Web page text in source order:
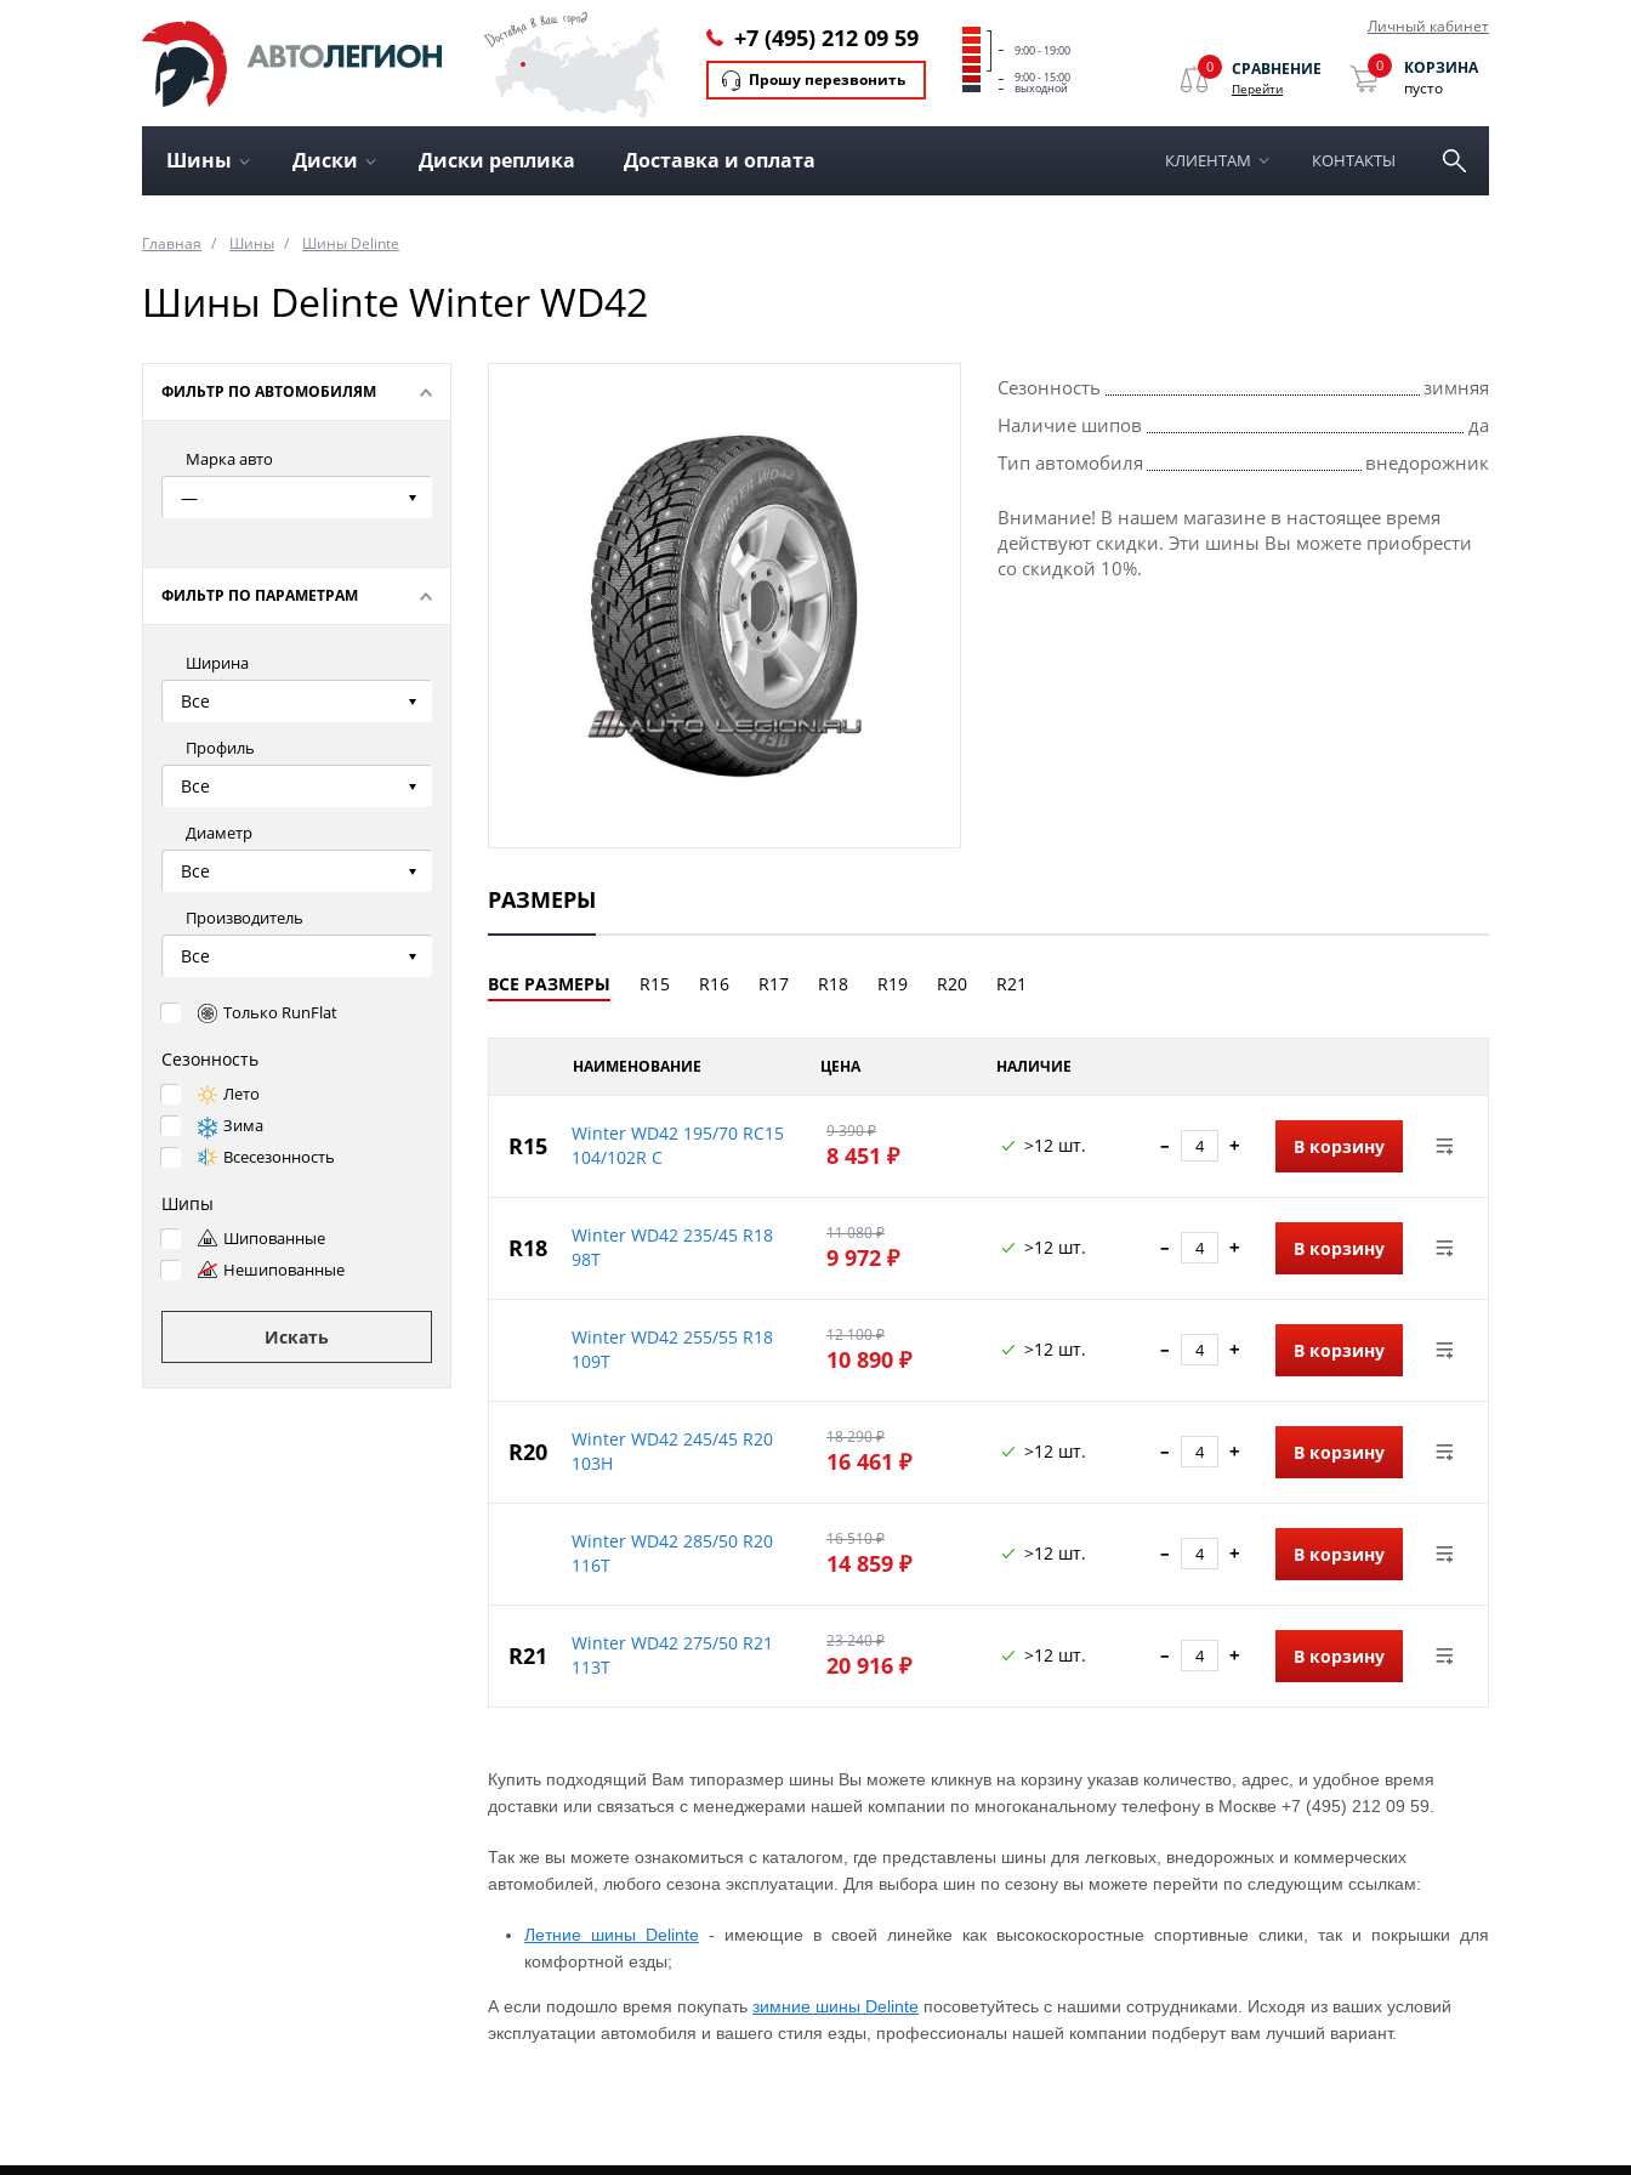
Личный кабинет
+7 (495) 212 09 59
Прошу перезвонить
9:00 - 19:00
9:00 - 15:00
выходной
0 СРАВНЕНИЕ
Перейти
0
КОРЗИНА
пусто
Шины Диски Диски реплика Доставка и оплата КЛИЕНТАМ КОНТАКТЫ
Главная Шины Шины Delinte
Шины Delinte Winter WD42
ФИЛЬТР ПО АВТОМОБИЛЯМ
Марка авто
—
ФИЛЬТР ПО ПАРАМЕТРАМ
Ширина
Все
Профиль
Все
Диаметр
Все
Производитель
Все
Только RunFlat
Сезонность
Лето
Зима
Всесезонность
Шипы
Шипованные
Нешипованные
Искать
Сезонность
зимняя
Наличие шипов
да
Тип автомобиля
внедорожник
Внимание! В нашем магазине в настоящее время
действуют скидки. Эти шины Вы можете приобрести
со скидкой 10%.
РАЗМЕРЫ
ВСЕ РАЗМЕРЫ R15 R16 R17 R18 R19 R20 R21
НАИМЕНОВАНИЕ ЦЕНА НАЛИЧИЕ
R15
Winter WD42 195/70 RC15
104/102R C
9 390 ₽
8 451 ₽ >12 шт. – + В корзину
R18
Winter WD42 235/45 R18
98T
11 080 ₽
9 972 ₽ >12 шт. – + В корзину
Winter WD42 255/55 R18
109T
12 100 ₽
10 890 ₽ >12 шт. – + В корзину
R20
Winter WD42 245/45 R20
103H
18 290 ₽
16 461 ₽ >12 шт. – + В корзину
Winter WD42 285/50 R20
116T
16 510 ₽
14 859 ₽ >12 шт. – + В корзину
R21
Winter WD42 275/50 R21
113T
23 240 ₽
20 916 ₽ >12 шт. – + В корзину
Купить подходящий Вам типоразмер шины Вы можете кликнув на корзину указав количество, адрес, и удобное время
доставки или связаться с менеджерами нашей компании по многоканальному телефону в Москве +7 (495) 212 09 59.
Так же вы можете ознакомиться с каталогом, где представлены шины для легковых, внедорожных и коммерческих
автомобилей, любого сезона эксплуатации. Для выбора шин по сезону вы можете перейти по следующим ссылкам:
Летние шины Delinte - имеющие в своей линейке как высокоскоростные спортивные слики, так и покрышки для
комфортной езды;
А если подошло время покупать зимние шины Delinte посоветуйтесь с нашими сотрудниками. Исходя из ваших условий
эксплуатации автомобиля и вашего стиля езды, профессионалы нашей компании подберут вам лучший вариант.